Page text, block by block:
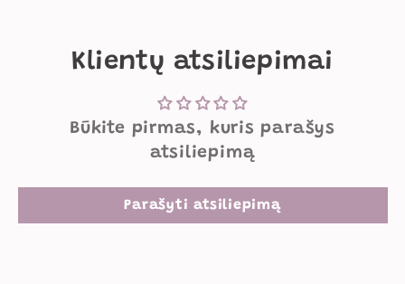
Klientų atsiliepimai
Būkite pirmas, kuris parašys
atsiliepimą
Parašyti atsiliepimą